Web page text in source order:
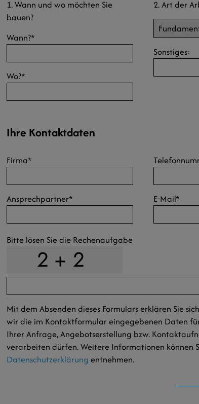
1. Wann und wo möchten Sie
bauen?
Wann?*
Wo?*
2. Art der
Sonstiges:
Ihre Kontaktdaten
Firma*
Ansprechpartner* E-Mail*
Bitte lösen Sie die Rechenaufgabe
Mit dem Absenden dieses Formulars erklären Sie
wir die im Kontaktformular eingegebenen Daten
Ihrer Anfrage, Angebotserstellung bzw.
verarbeiten dürfen. Weitere Informationen können
Datenschutzerklärung entnehmen.